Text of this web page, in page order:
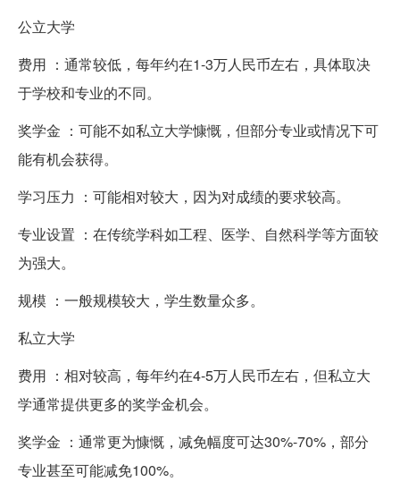
公立大学
费用 ：通常较低，每年约在1-3万人民币左右，具体取决
于学校和专业的不同。
奖学金 ：可能不如私立大学慷慨，但部分专业或情况下可
能有机会获得。
学习压力 ：可能相对较大，因为对成绩的要求较高。
专业设置 ：在传统学科如工程、医学、自然科学等方面较
为强大。
规模 ：一般规模较大，学生数量众多。
私立大学
费用 ：相对较高，每年约在4-5万人民币左右，但私立大
学通常提供更多的奖学金机会。
奖学金 ：通常更为慷慨，减免幅度可达30%-70%，部分
专业甚至可能减免100%。